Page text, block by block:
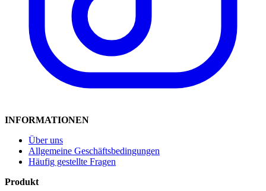
INFORMATIONEN
Über uns
Allgemeine Geschäftsbedingungen
Häufig gestellte Fragen
Produkt